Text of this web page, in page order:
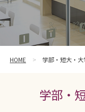
HOME 学部・短大・
学部・